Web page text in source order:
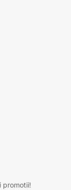
promotii!